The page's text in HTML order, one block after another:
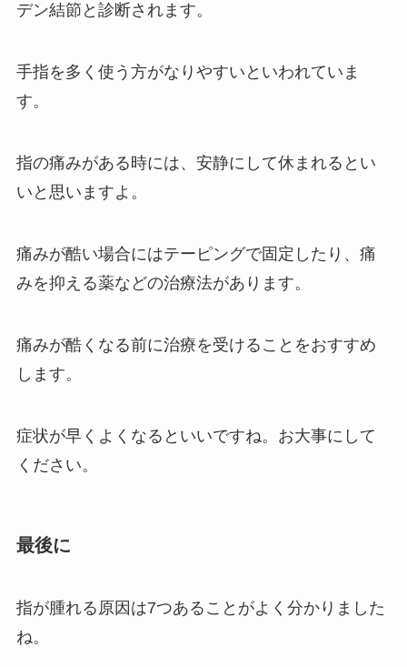
デン結節と診断されます。
手指を多く使う方がなりやすいといわれていま
す。
指の痛みがある時には、安静にして休まれるとい
いと思いますよ。
痛みが酷い場合にはテーピングで固定したり、痛
みを抑える薬などの治療法があります。
痛みが酷くなる前に治療を受けることをおすすめ
します。
症状が早くよくなるといいですね。お大事にして
ください。
最後に
指が腫れる原因は7つあることがよく分かりました
ね。